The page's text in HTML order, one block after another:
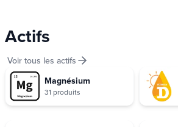
Actifs
Voir tous les actifs
Magnésium
31 produits